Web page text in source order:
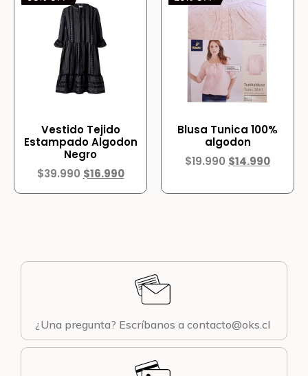
Vestido Tejido
Estampado Algodon
Negro
$39.990 $16.990
Blusa Tunica 100%
algodon
$19.990 $14.990
¿Una pregunta? Escríbanos a contacto@oks.cl